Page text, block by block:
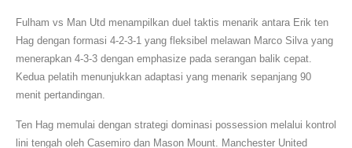
Fulham vs Man Utd menampilkan duel taktis menarik antara Erik ten
Hag dengan formasi 4-2-3-1 yang fleksibel melawan Marco Silva yang
menerapkan 4-3-3 dengan emphasize pada serangan balik cepat.
Kedua pelatih menunjukkan adaptasi yang menarik sepanjang 90
menit pertandingan.
Ten Hag memulai dengan strategi dominasi possession melalui kontrol
lini tengah oleh Casemiro dan Mason Mount. Manchester United